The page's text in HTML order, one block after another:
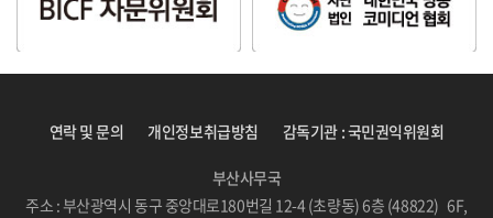
연락 및 문의 개인정보취급방침 감독기관 : 국민권익위원회
부산사무국
주소 : 부산광역시 동구 중앙대로180번길 12-4 (초량동) 6층 (48822) 6F,